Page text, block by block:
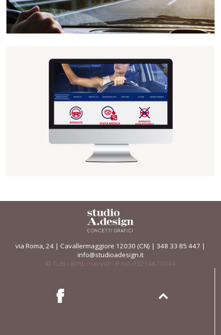
via Roma, 24 | Cavallermaggiore 12030 (CN) | 348 33 85 447 |
info@studioadesign.it
© Tutti i diritti riservati - P.IVA 03234670044